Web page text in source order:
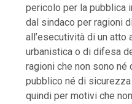
pericolo per la pubblica
dal sindaco per ragioni
all’esecutività di un
urbanistica o di difesa
ragioni che non sono
pubblico né di
quindi per motivi che